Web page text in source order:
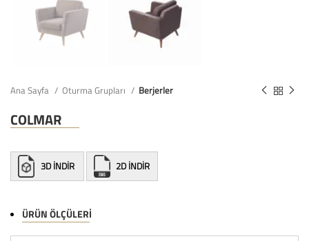
Ana Sayfa Oturma Grupları Berjerler
COLMAR
3D İNDİR 2D İNDİR
ÜRÜN ÖLÇÜLERI